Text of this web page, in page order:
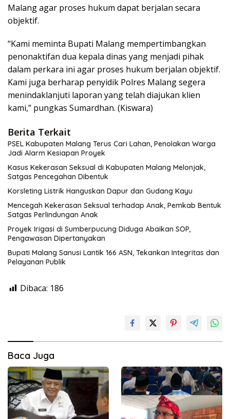
Malang agar proses hukum dapat berjalan secara
objektif.
“Kami meminta Bupati Malang mempertimbangkan
penonaktifan dua kepala dinas yang menjadi pihak
dalam perkara ini agar proses hukum berjalan objektif.
Kami juga berharap penyidik Polres Malang segera
menindaklanjuti laporan yang telah diajukan klien
kami,” pungkas Sumardhan. (Kiswara)
Berita Terkait
PSEL Kabupaten Malang Terus Cari Lahan, Penolakan Warga
Jadi Alarm Kesiapan Proyek
Kasus Kekerasan Seksual di Kabupaten Malang Melonjak,
Satgas Pencegahan Dibentuk
Korsleting Listrik Hanguskan Dapur dan Gudang Kayu
Mencegah Kekerasan Seksual terhadap Anak, Pemkab Bentuk
Satgas Perlindungan Anak
Proyek Irigasi di Sumberpucung Diduga Abaikan SOP,
Pengawasan Dipertanyakan
Bupati Malang Sanusi Lantik 166 ASN, Tekankan Integritas dan
Pelayanan Publik
Dibaca: 186
Baca Juga